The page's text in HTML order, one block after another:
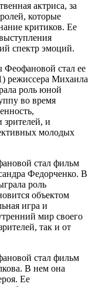
актриса, за
которые
критиков. Ее
спектр эмоций.
Феофановой стал ее
режиссера Михаила
роль юной
во время
зрителей, и
молодых
стал фильм
Федорченко. В
роль
объектом
игра и
мир своего
так и от
стал фильм
В нем она
Ее